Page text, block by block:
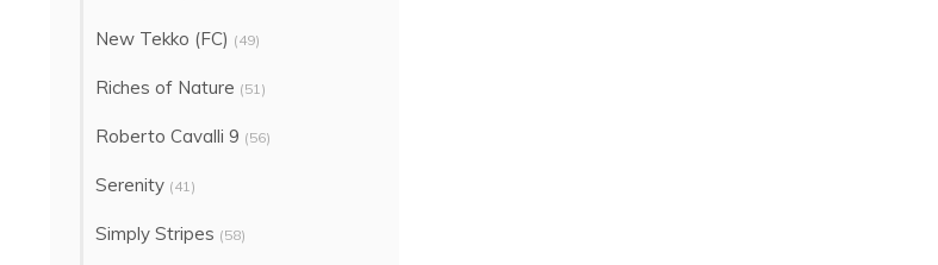
New Tekko (FC) (49)
Riches of Nature (51)
Roberto Cavalli 9 (56)
Serenity (41)
Simply Stripes (58)